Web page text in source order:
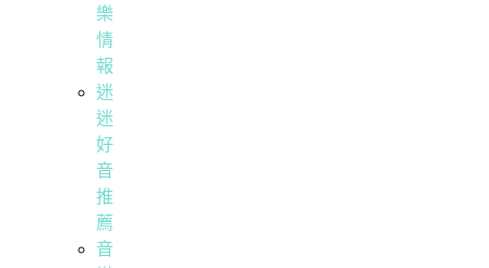
樂
情
報
迷
迷
好
音
推
薦
音